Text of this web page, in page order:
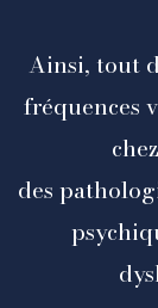
Ainsi, tout
fréquences
des